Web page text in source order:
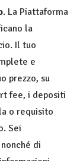
. La Piattaforma
la
Il tuo
e
prezzo, su
fee, i depositi
o requisito
Sei
di